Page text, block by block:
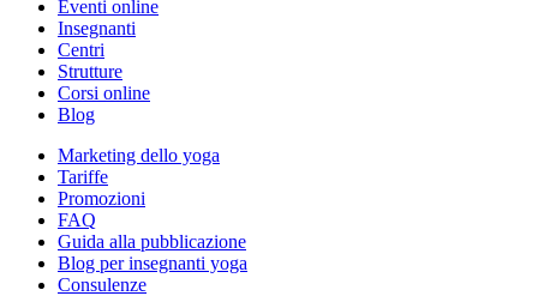
Eventi online
Insegnanti
Centri
Strutture
Corsi online
Blog
Marketing dello yoga
Tariffe
Promozioni
FAQ
Guida alla pubblicazione
Blog per insegnanti yoga
Consulenze